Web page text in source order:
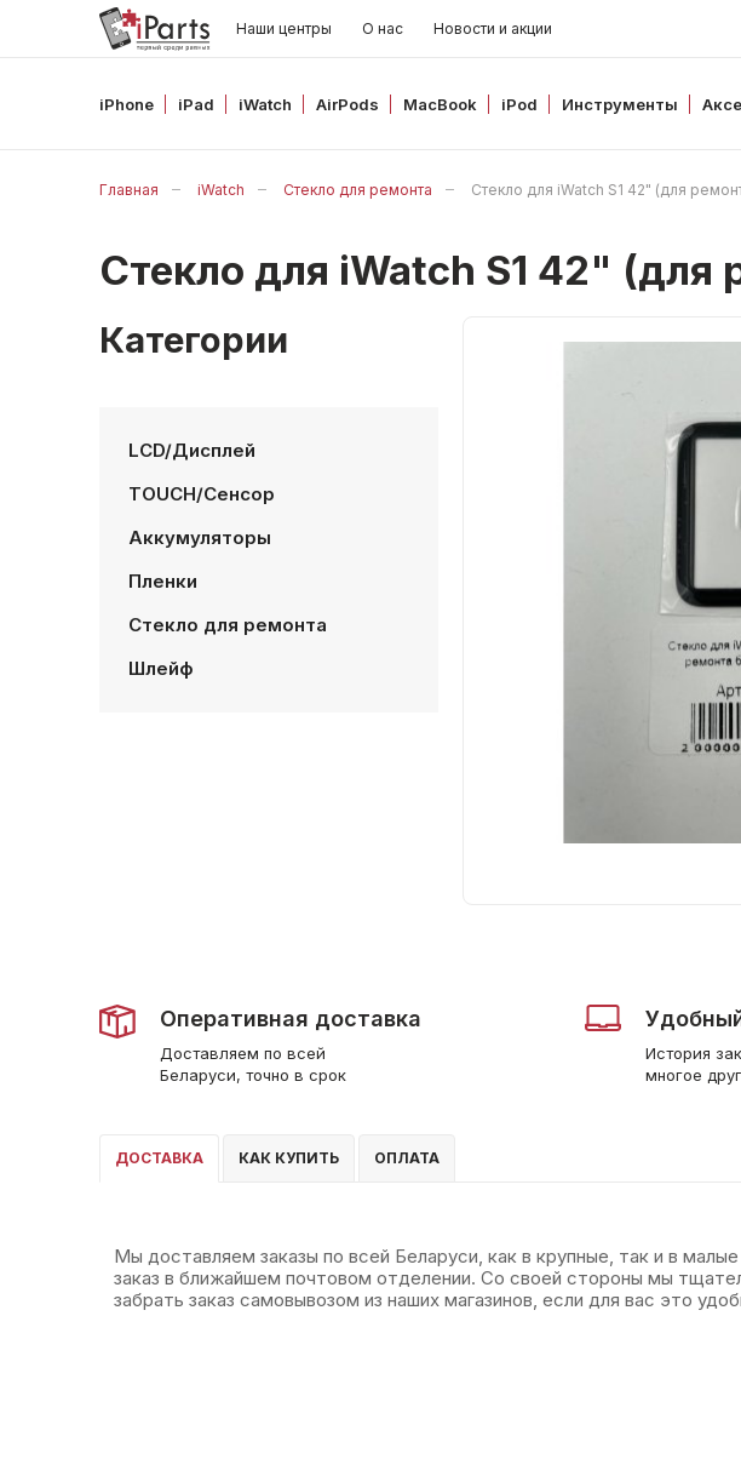
Наши центры О нас Новости и акции
iPhone iPad iWatch AirPods MacBook iPod Инструменты
Главная iWatch Стекло для ремонта Стекло для iWatch S1 42" (для
Стекло для iWatch S1 42" (для
Категории
LCD/Дисплей
TOUCH/Сенсор
Аккумуляторы
Пленки
Стекло для ремонта
Шлейф
Оперативная доставка
Доставляем по всей
Беларуси, точно в срок
История
многое
ДОСТАВКА КАК КУПИТЬ ОПЛАТА
Мы доставляем заказы по всей Беларуси, как в крупные, так и в
заказ в ближайшем почтовом отделении. Со своей стороны мы
забрать заказ самовывозом из наших магазинов, если для вас это